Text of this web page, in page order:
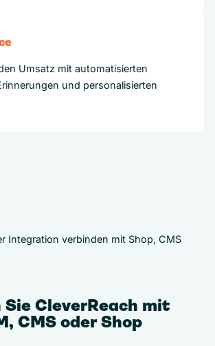
Umsatz mit automatisierten
und personalisierten
Sie CleverReach mit
CMS oder Shop